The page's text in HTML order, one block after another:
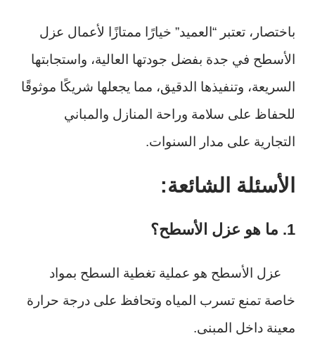
باختصار، تعتبر “العميد” خيارًا ممتازًا لأعمال عزل
الأسطح في جدة بفضل جودتها العالية، واستجابتها
السريعة، وتنفيذها الدقيق، مما يجعلها شريكًا موثوقًا
للحفاظ على سلامة وراحة المنازل والمباني
التجارية على مدار السنوات.
الأسئلة الشائعة:
1. ما هو عزل الأسطح؟
عزل الأسطح هو عملية تغطية السطح بمواد
خاصة تمنع تسرب المياه وتحافظ على درجة حرارة
معينة داخل المبنى.